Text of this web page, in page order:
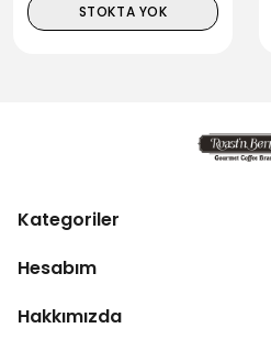
STOKTA YOK
Kategoriler
Hesabım
Hakkımızda